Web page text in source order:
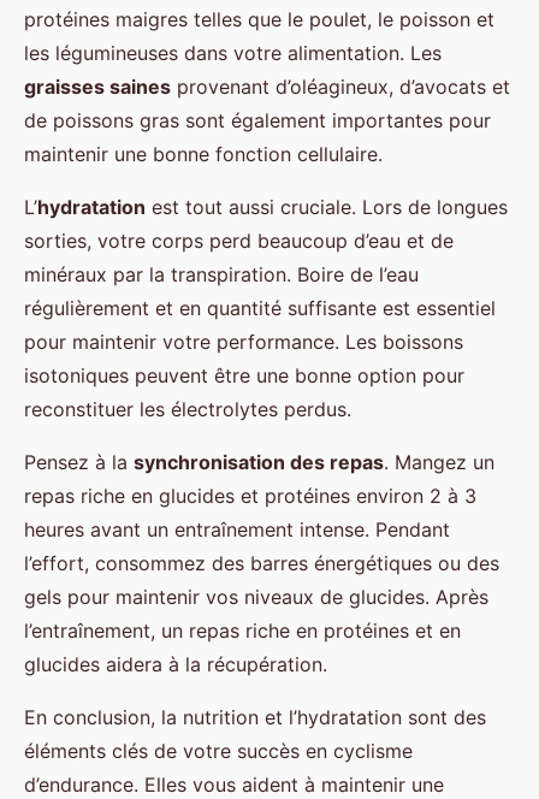
protéines maigres telles que le poulet, le poisson et
les légumineuses dans votre alimentation. Les
graisses saines provenant d’oléagineux, d’avocats et
de poissons gras sont également importantes pour
maintenir une bonne fonction cellulaire.
L’hydratation est tout aussi cruciale. Lors de longues
sorties, votre corps perd beaucoup d’eau et de
minéraux par la transpiration. Boire de l’eau
régulièrement et en quantité suffisante est essentiel
pour maintenir votre performance. Les boissons
isotoniques peuvent être une bonne option pour
reconstituer les électrolytes perdus.
Pensez à la synchronisation des repas. Mangez un
repas riche en glucides et protéines environ 2 à 3
heures avant un entraînement intense. Pendant
l’effort, consommez des barres énergétiques ou des
gels pour maintenir vos niveaux de glucides. Après
l’entraînement, un repas riche en protéines et en
glucides aidera à la récupération.
En conclusion, la nutrition et l’hydratation sont des
éléments clés de votre succès en cyclisme
d’endurance. Elles vous aident à maintenir une